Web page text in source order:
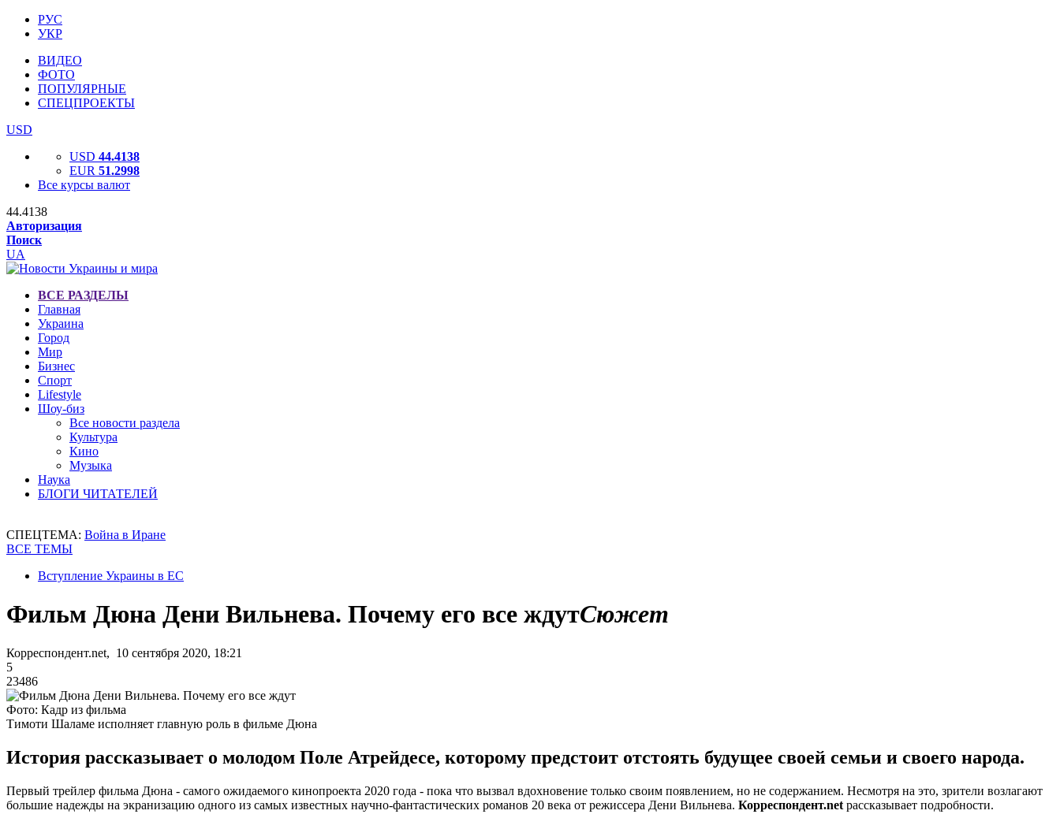
РУС
УКР
ВИДЕО
ФОТО
ПОПУЛЯРНЫЕ
СПЕЦПРОЕКТЫ
USD
USD 44.4138
EUR 51.2998
Все курсы валют
44.4138
Авторизация
Поиск
UA
ВСЕ РАЗДЕЛЫ
Главная
Украина
Город
Мир
Бизнес
Спорт
Lifestyle
Шоу-биз
Все новости раздела
Культура
Кино
Музыка
Наука
БЛОГИ ЧИТАТЕЛЕЙ
СПЕЦТЕМА: Война в Иране
ВСЕ ТЕМЫ
Вступление Украины в ЕС
Фильм Дюна Дени Вильнева. Почему его все ждутСюжет
Корреспондент.net, 10 сентября 2020, 18:21
5
23486
Фото: Кадр из фильма
Тимоти Шаламе исполняет главную роль в фильме Дюна
История рассказывает о молодом Поле Атрейдесе, которому предстоит отстоять будущее своей семьи и своего народа.
Первый трейлер фильма Дюна - самого ожидаемого кинопроекта 2020 года - пока что вызвал вдохновение только своим появлением, но не содержанием. Несмотря на это, зрители возлагают
большие надежды на экранизацию одного из самых известных научно-фантастических романов 20 века от режиссера Дени Вильнева. Корреспондент.net рассказывает подробности.